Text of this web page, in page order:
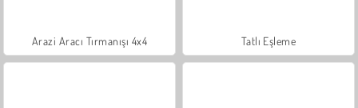
Arazi Aracı Tırmanışı 4x4 Tatlı Eşleme